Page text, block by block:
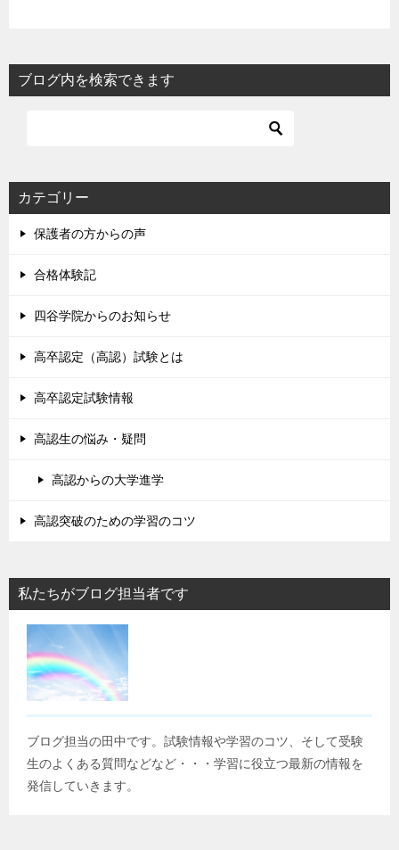
ブログ内を検索できます
カテゴリー
保護者の方からの声
合格体験記
四谷学院からのお知らせ
高卒認定（高認）試験とは
高卒認定試験情報
高認生の悩み・疑問
高認からの大学進学
高認突破のための学習のコツ
私たちがブログ担当者です
ブログ担当の田中です。試験情報や学習のコツ、そして受験
生のよくある質問などなど・・・学習に役立つ最新の情報を
発信していきます。